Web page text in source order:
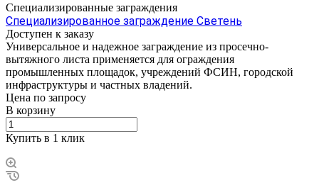
Специализированные заграждения
Специализированное заграждение Светень
Доступен к заказу
Универсальное и надежное заграждение из просечно-
вытяжного листа применяется для ограждения
промышленных площадок, учреждений ФСИН, городской
инфраструктуры и частных владений.
Цена по запросу
В корзину
Купить в 1 клик